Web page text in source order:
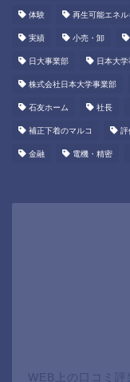
体験 再生可能エネル
実績 小売・卸
日大事業部 日本大
株式会社日本大学事業部
石友ホーム 社長
補正下着のマルコ 評
金融 電機・精密
WEB上の口コミ